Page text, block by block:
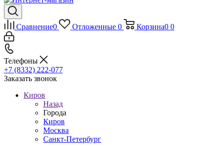
Сравнение0 Отложенные 0 Корзина0 0
Телефоны
+7 (8332) 222-077
Заказать звонок
Киров
Назад
Города
Киров
Москва
Санкт-Петербург